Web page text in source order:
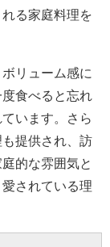
る家庭料理を
リューム感に
食べると忘れ
います。さら
提供され、訪
的な雰囲気と
されている理